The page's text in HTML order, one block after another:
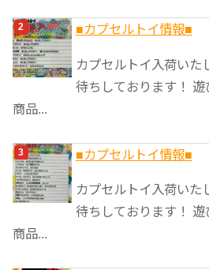
■カプセルトイ情報■
カプセルトイ入荷いた
待ちしております！
商品...
■カプセルトイ情報■
カプセルトイ入荷いた
待ちしております！
商品...